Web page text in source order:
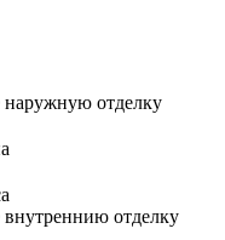
отделку
отделку